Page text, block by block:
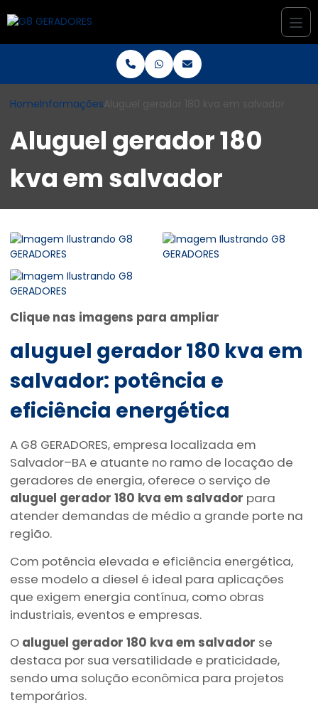
HomeInformaçõesAluguel gerador 180 kva em salvador
Aluguel gerador 180
kva em salvador
Clique nas imagens para ampliar
aluguel gerador 180 kva em
salvador: potência e
eficiência energética
A G8 GERADORES, empresa localizada em
Salvador–BA e atuante no ramo de locação de
geradores de energia, oferece o serviço de
aluguel gerador 180 kva em salvador para
atender demandas de médio a grande porte na
região.
Com potência elevada e eficiência energética,
esse modelo a diesel é ideal para aplicações
que exigem energia contínua, como obras
industriais, eventos e empresas.
O aluguel gerador 180 kva em salvador se
destaca por sua versatilidade e praticidade,
sendo uma solução econômica para projetos
temporários.